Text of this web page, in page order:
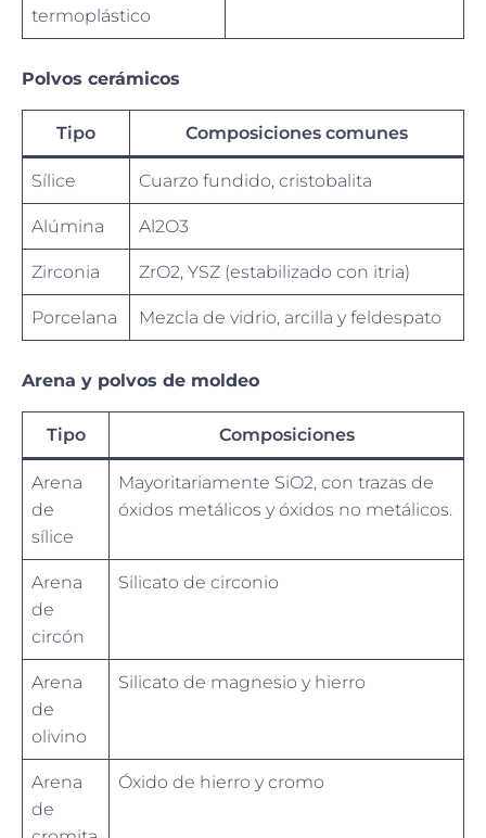
termoplástico
Polvos cerámicos
Tipo Composiciones comunes
Sílice Cuarzo fundido, cristobalita
Alúmina Al2O3
Zirconia ZrO2, YSZ (estabilizado con itria)
Porcelana Mezcla de vidrio, arcilla y feldespato
Arena y polvos de moldeo
Tipo Composiciones
Arena
de
sílice
Mayoritariamente SiO2, con trazas de
óxidos metálicos y óxidos no metálicos.
Arena
de
circón
Silicato de circonio
Arena
de
olivino
Silicato de magnesio y hierro
Arena
de
Óxido de hierro y cromo